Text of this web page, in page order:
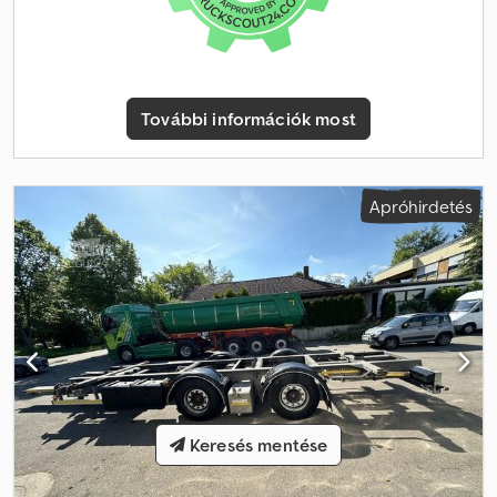
További információk most
Apróhirdetés
Keresés mentése